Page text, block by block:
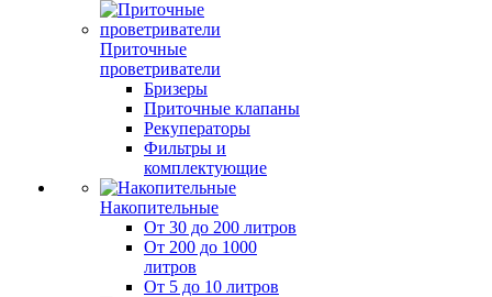
Приточные
проветриватели
Бризеры
Приточные клапаны
Рекуператоры
Фильтры и
комплектующие
Накопительные
От 30 до 200 литров
От 200 до 1000
литров
От 5 до 10 литров